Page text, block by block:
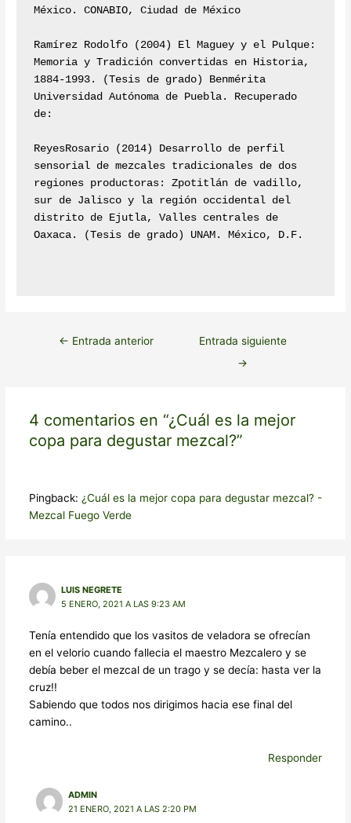
México. CONABIO, Ciudad de México
Ramírez Rodolfo (2004) El Maguey y el Pulque:
Memoria y Tradición convertidas en Historia,
1884-1993. (Tesis de grado) Benmérita
Universidad Autónoma de Puebla. Recuperado
de:
ReyesRosario (2014) Desarrollo de perfil
sensorial de mezcales tradicionales de dos
regiones productoras: Zpotitlán de vadillo,
sur de Jalisco y la región occidental del
distrito de Ejutla, Valles centrales de
Oaxaca. (Tesis de grado) UNAM. México, D.F.
← Entrada anterior
Entrada siguiente
→
4 comentarios en “¿Cuál es la mejor
copa para degustar mezcal?”
Pingback: ¿Cuál es la mejor copa para degustar mezcal? -
Mezcal Fuego Verde
LUIS NEGRETE
5 ENERO, 2021 A LAS 9:23 AM
Tenía entendido que los vasitos de veladora se ofrecían
en el velorio cuando fallecia el maestro Mezcalero y se
debía beber el mezcal de un trago y se decía: hasta ver la
cruz!!
Sabiendo que todos nos dirigimos hacia ese final del
camino..
Responder
ADMIN
21 ENERO, 2021 A LAS 2:20 PM